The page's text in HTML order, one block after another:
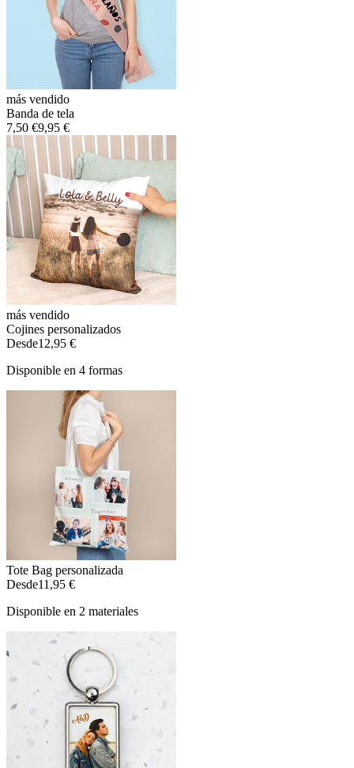
más vendido
Banda de tela
7,50 €9,95 €
más vendido
Cojines personalizados
Desde12,95 €
Disponible en 4 formas
Tote Bag personalizada
Desde11,95 €
Disponible en 2 materiales